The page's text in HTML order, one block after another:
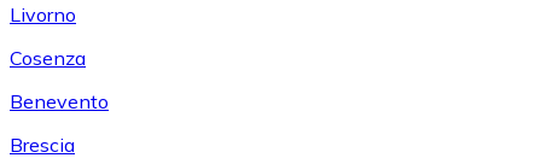
Livorno
Cosenza
Benevento
Brescia